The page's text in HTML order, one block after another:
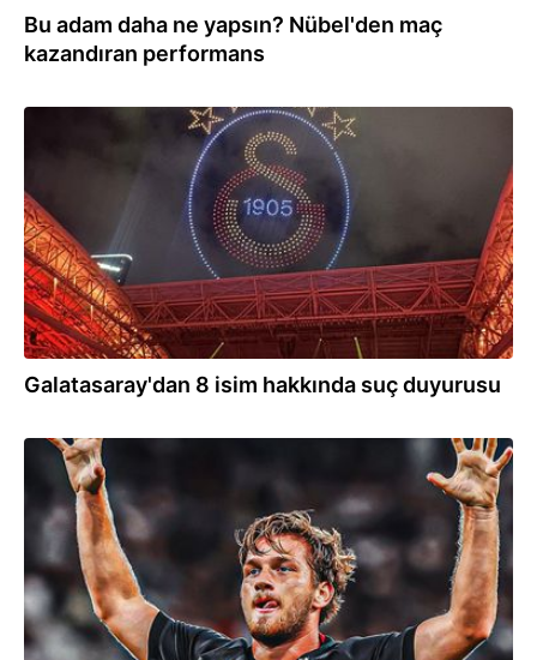
Bu adam daha ne yapsın? Nübel'den maç
kazandıran performans
Galatasaray'dan 8 isim hakkında suç duyurusu
21:51